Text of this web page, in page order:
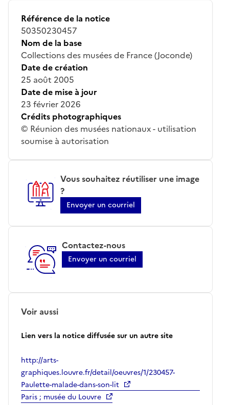
Référence de la notice
50350230457
Nom de la base
Collections des musées de France (Joconde)
Date de création
25 août 2005
Date de mise à jour
23 février 2026
Crédits photographiques
© Réunion des musées nationaux - utilisation
soumise à autorisation
Vous souhaitez réutiliser une image
?
Envoyer un courriel
Contactez-nous
Envoyer un courriel
Voir aussi
Lien vers la notice diffusée sur un autre site
http://arts-
graphiques.louvre.fr/detail/oeuvres/1/230457-
Paulette-malade-dans-son-lit
Paris ; musée du Louvre